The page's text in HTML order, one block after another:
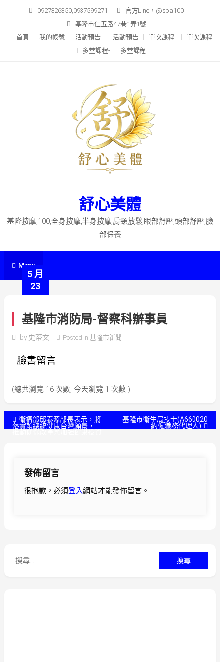
content
0927326350,0937599271
官方Line，@spa100
基隆市仁五路47巷1弄1號
首頁
我的帳號 活動預告- 活動預告 單次課程-
單次課程
多堂課程-
多堂課程
舒心美體
基隆按摩,100,全身按摩,半身按摩,肩頸放鬆,眼部舒壓,頭部舒壓,臉
部保養
Menu
5 月
23
基隆市消防局-督察科辦事員
by 史蒂文 Posted in 基隆市新聞
臉書留言
(總共瀏覽 16 次數, 今天瀏覽 1 次數 )
文衛福部邱泰源部長表示，將
落實賴總統健康台灣願景，
基隆市衛生局技士(A660020
約僱職務代理人)
發佈留言
很抱歉，必須登入網站才能發佈留言。
尋